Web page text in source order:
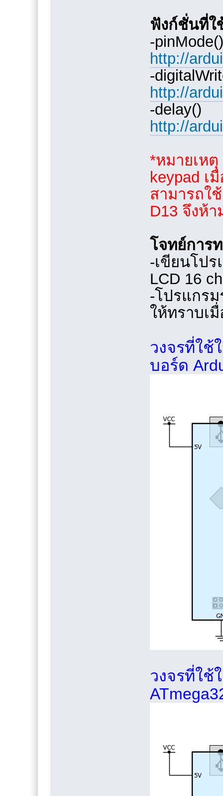
ฟังก์ชั่นที่ใ
-pinMode()
http://
-
http://
-delay()
http://
*หมายเห
keypad เ
สามารถใ
D13 จึงห้า
โจทย์การ
-เขียนโป
LCD 16
-โปรแกรม
ให้ทราบเ
วงจรที่ใช้
บอร์ด
วงจรที่ใช้